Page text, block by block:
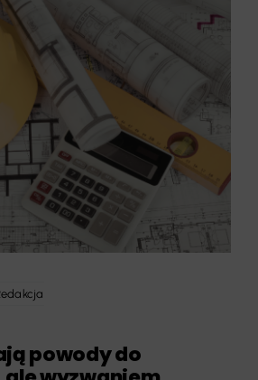
powody do